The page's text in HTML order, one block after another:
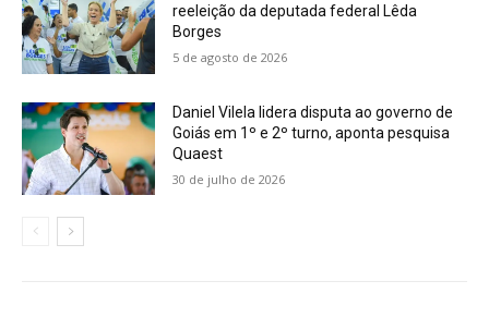
reeleição da deputada federal Lêda
Borges
5 de agosto de 2026
Daniel Vilela lidera disputa ao governo de
Goiás em 1º e 2º turno, aponta pesquisa
Quaest
30 de julho de 2026